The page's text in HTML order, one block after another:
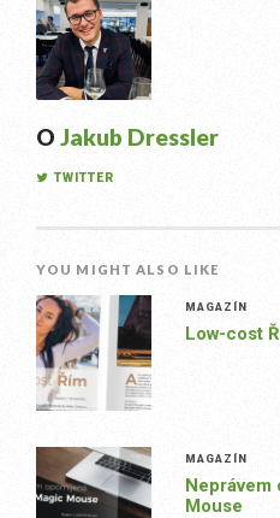
O Jakub Dressler
TWITTER
YOU MIGHT ALSO LIKE
MAGAZÍN
Low-cost
MAGAZÍN
Neprávem
Mouse